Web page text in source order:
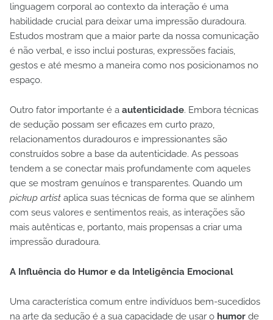
linguagem corporal ao contexto da interação é uma
habilidade crucial para deixar uma impressão duradoura.
Estudos mostram que a maior parte da nossa comunicação
é não verbal, e isso inclui posturas, expressões faciais,
gestos e até mesmo a maneira como nos posicionamos no
espaço.
Outro fator importante é a autenticidade. Embora técnicas
de sedução possam ser eficazes em curto prazo,
relacionamentos duradouros e impressionantes são
construídos sobre a base da autenticidade. As pessoas
tendem a se conectar mais profundamente com aqueles
que se mostram genuínos e transparentes. Quando um
pickup artist aplica suas técnicas de forma que se alinhem
com seus valores e sentimentos reais, as interações são
mais autênticas e, portanto, mais propensas a criar uma
impressão duradoura.
A Influência do Humor e da Inteligência Emocional
Uma característica comum entre indivíduos bem-sucedidos
na arte da sedução é a sua capacidade de usar o humor de